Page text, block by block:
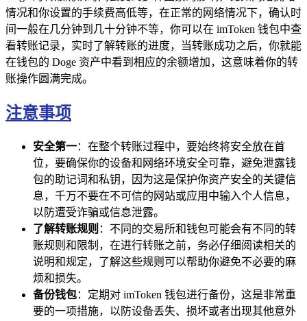
情况和你设置的手续费高低等，在正常的网络情况下，确认时
间一般在几分钟到几十分钟不等，你可以在 imToken 钱包中查
看转账记录，实时了解转账的进度，当转账成功之后，你就能
在钱包的 Doge 资产中看到相应的余额增加，这意味着你的转
账操作圆满完成。
注意事项
安全第一：在整个转账过程中，要始终将安全放在首
位，要确保你的设备和网络环境安全可靠，避免泄露钱
包的助记词和私钥，因为这是保护你资产安全的关键信
息，千万不要在不可信的网站或应用中输入个人信息，
以防遭受诈骗或信息泄露。
了解转账规则 ：不同的交易所和钱包可能会有不同的转
账规则和限制，在进行转账之前，务必仔细阅读相关的
说明和规定，了解这些规则可以帮助你避免不必要的麻
烦和损失。
备份钱包：定期对 imToken 钱包进行备份，这是非常重
要的一项措施，以防设备丢失、损坏或者出现其他意外